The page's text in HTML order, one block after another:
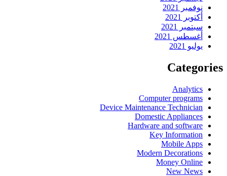
نوفمبر 2021
أكتوبر 2021
سبتمبر 2021
أغسطس 2021
يوليو 2021
Categories
Analytics
Computer programs
Device Maintenance Technician
Domestic Appliances
Hardware and software
Key Information
Mobile Apps
Modern Decorations
Money Online
New News